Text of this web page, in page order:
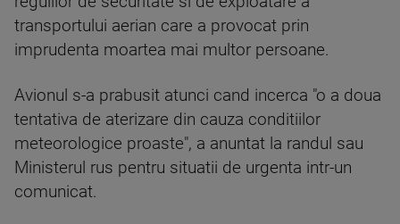
transportului aerian care a provocat prin
imprudenta moartea mai multor persoane.
Avionul s-a prabusit atunci cand incerca "o a doua
tentativa de aterizare din cauza conditiilor
meteorologice proaste", a anuntat la randul sau
Ministerul rus pentru situatii de urgenta intr-un
comunicat.